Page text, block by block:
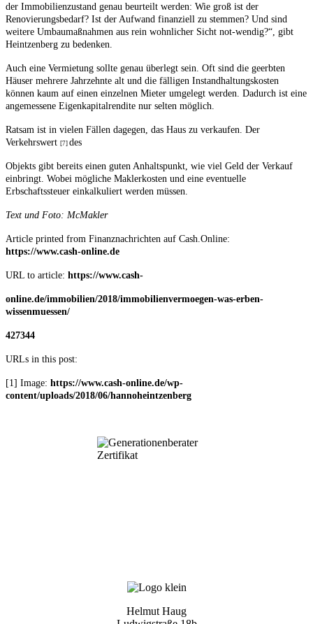
der Immobilienzustand genau beurteilt werden: Wie groß ist der
Renovierungsbedarf? Ist der Aufwand finanziell zu stemmen? Und sind
weitere Umbaumaßnahmen aus rein wohnlicher Sicht not-wendig?“, gibt
Heintzenberg zu bedenken.
Auch eine Vermietung sollte genau überlegt sein. Oft sind die geerbten
Häuser mehrere Jahrzehnte alt und die fälligen Instandhaltungskosten
können kaum auf einen einzelnen Mieter umgelegt werden. Dadurch ist eine
angemessene Eigenkapitalrendite nur selten möglich.
Ratsam ist in vielen Fällen dagegen, das Haus zu verkaufen. Der
Verkehrswert [7] des
Objekts gibt bereits einen guten Anhaltspunkt, wie viel Geld der Verkauf
einbringt. Wobei mögliche Maklerkosten und eine eventuelle
Erbschaftssteuer einkalkuliert werden müssen.
Text und Foto: McMakler
Article printed from Finanznachrichten auf Cash.Online:
https://www.cash-online.de
URL to article: https://www.cash-
online.de/immobilien/2018/immobilienvermoegen-was-erben-
wissenmuessen/
427344
URLs in this post:
[1] Image: https://www.cash-online.de/wp-
content/uploads/2018/06/hannoheintzenberg
Helmut Haug